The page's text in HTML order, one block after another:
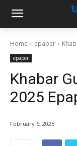
Home epaper
epaper
Khabar
2025
February 6, 2025